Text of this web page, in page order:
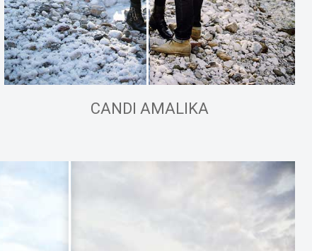
CANDI AMALIKA